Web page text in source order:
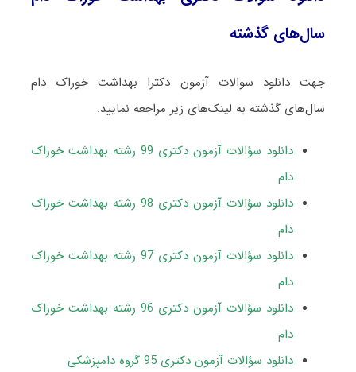
سال‌های گذشته
جهت دانلود سوالات آزمون دکترا بهداشت خوراک دام
سال‌های گذشته به لینک‌های زیر مراجعه نمایید.
دانلود سؤالات آزمون دکتری 99 رشته بهداشت خوراک
دام
دانلود سؤالات آزمون دکتری 98 رشته بهداشت خوراک
دام
دانلود سؤالات آزمون دکتری 97 رشته بهداشت خوراک
دام
دانلود سؤالات آزمون دکتری 96 رشته بهداشت خوراک
دام
دانلود سؤالات آزمون دکتری 95 گروه دامپزشکی